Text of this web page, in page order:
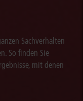
Sachverhalten
So finden Sie
mit denen